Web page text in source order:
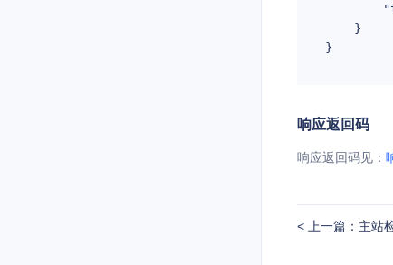
    }
响应返回码
响应返回码见：
上一篇：主站